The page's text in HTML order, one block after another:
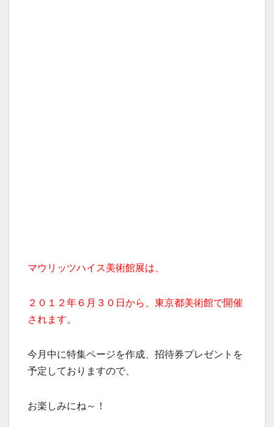
マウリッツハイス美術館展は、
２０１２年６月３０日から、東京都美術館で開催
されます。
今月中に特集ページを作成、招待券プレゼントを
予定しておりますので、
お楽しみにね～！